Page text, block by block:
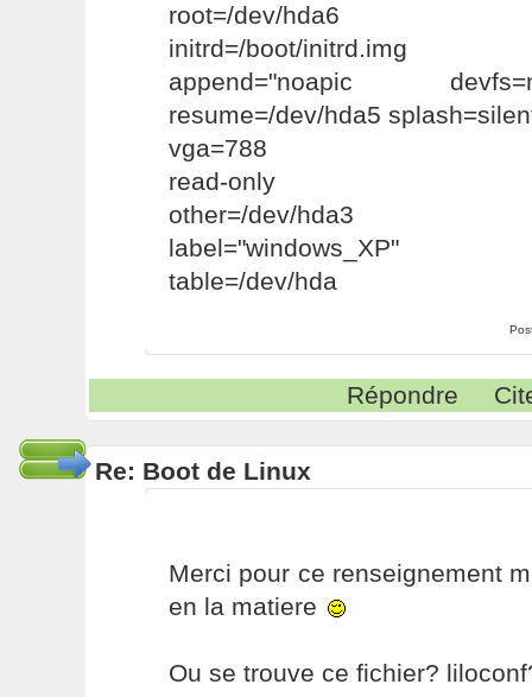
root=/dev/hda6
initrd=/boot/initrd.img
append="noapic
resume=/dev/hda5
vga=788
read-only
other=/dev/hda3
label="windows_XP"
table=/dev/hda
Répondre
Re: Boot de Linux
Merci pour ce renseignement
en la matiere
Ou se trouve ce fichier?